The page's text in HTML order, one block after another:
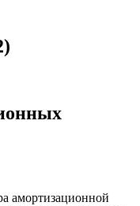
амортизационной